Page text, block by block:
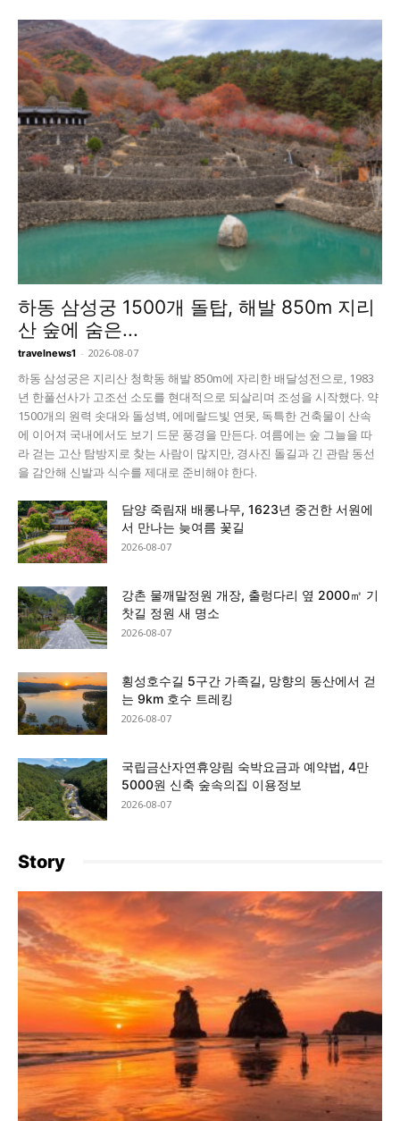
하동 삼성궁 1500개 돌탑, 해발 850m 지리
산 숲에 숨은...
travelnews1 - 2026-08-07
하동 삼성궁은 지리산 청학동 해발 850m에 자리한 배달성전으로, 1983
년 한풀선사가 고조선 소도를 현대적으로 되살리며 조성을 시작했다. 약
1500개의 원력 솟대와 돌성벽, 에메랄드빛 연못, 독특한 건축물이 산속
에 이어져 국내에서도 보기 드문 풍경을 만든다. 여름에는 숲 그늘을 따
라 걷는 고산 탐방지로 찾는 사람이 많지만, 경사진 돌길과 긴 관람 동선
을 감안해 신발과 식수를 제대로 준비해야 한다.
담양 죽림재 배롱나무, 1623년 중건한 서원에
서 만나는 늦여름 꽃길
2026-08-07
강촌 물깨말정원 개장, 출렁다리 옆 2000㎡ 기
찻길 정원 새 명소
2026-08-07
횡성호수길 5구간 가족길, 망향의 동산에서 걷
는 9km 호수 트레킹
2026-08-07
국립금산자연휴양림 숙박요금과 예약법, 4만
5000원 신축 숲속의집 이용정보
2026-08-07
Story